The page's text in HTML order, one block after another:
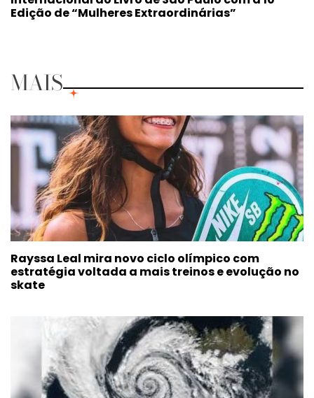
Edição de “Mulheres Extraordinárias”
MAIS
Rayssa Leal mira novo ciclo olímpico com
estratégia voltada a mais treinos e evolução no
skate